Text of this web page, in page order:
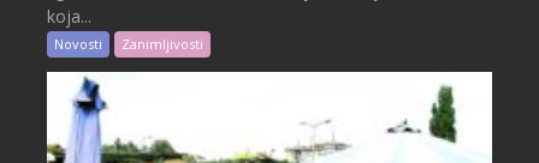
koja...
Novosti Zanimljivosti